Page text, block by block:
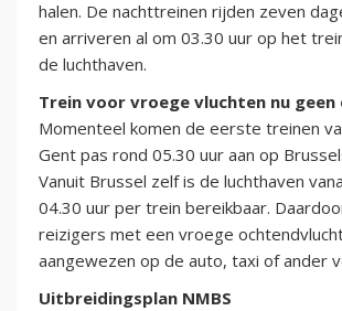
halen. De nachttreinen rijden zeven
en arriveren al om 03.30 uur op het
de luchthaven.
Trein voor vroege vluchten nu
Momenteel komen de eerste treinen
Gent pas rond 05.30 uur aan op
Vanuit Brussel zelf is de luchthaven
04.30 uur per trein bereikbaar.
reizigers met een vroege
aangewezen op de auto, taxi of ander
Uitbreidingsplan NMBS